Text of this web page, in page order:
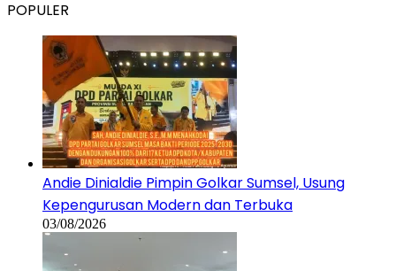
POPULER
Andie Dinialdie Pimpin Golkar Sumsel, Usung
Kepengurusan Modern dan Terbuka
03/08/2026